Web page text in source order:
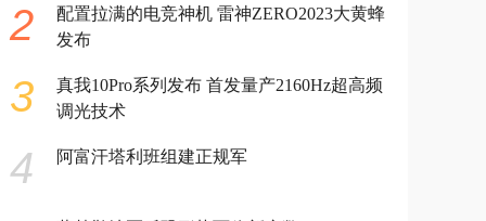
2
配置拉满的电竞神机 雷神ZERO2023大黄蜂
发布
3
真我10Pro系列发布 首发量产2160Hz超高频
调光技术
4 阿富汗塔利班组建正规军